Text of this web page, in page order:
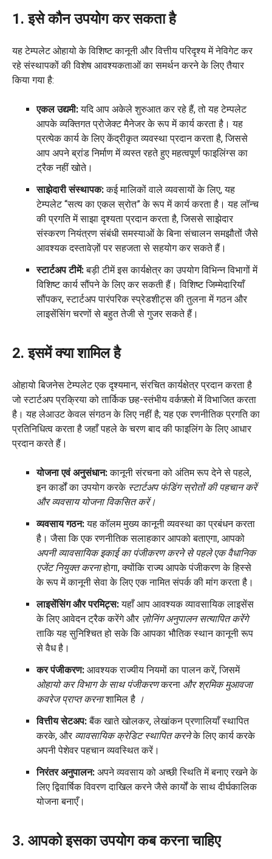
1. इसे कौन उपयोग कर सकता है
यह टेम्पलेट ओहायो के विशिष्ट कानूनी और वित्तीय परिदृश्य में नेविगेट कर
रहे संस्थापकों की विशेष आवश्यकताओं का समर्थन करने के लिए तैयार
किया गया है:
एकल उद्यमी:यदि आप अकेले शुरुआत कर रहे हैं, तो यह टेम्पलेट
आपके व्यक्तिगत प्रोजेक्ट मैनेजर के रूप में कार्य करता है। यह
प्रत्येक कार्य के लिए केंद्रीकृत व्यवस्था प्रदान करता है, जिससे
आप अपने ब्रांड निर्माण में व्यस्त रहते हुए महत्वपूर्ण फाइलिंग्स का
ट्रैक नहीं खोते।
साझेदारी संस्थापक:कई मालिकों वाले व्यवसायों के लिए, यह
टेम्पलेट “सत्य का एकल स्रोत” के रूप में कार्य करता है। यह लॉन्च
की प्रगति में साझा दृश्यता प्रदान करता है, जिससे साझेदार
संस्करण नियंत्रण संबंधी समस्याओं के बिना संचालन समझौतों जैसे
आवश्यक दस्तावेज़ों पर सहजता से सहयोग कर सकते हैं।
स्टार्टअप टीमें:बड़ी टीमें इस कार्यक्षेत्र का उपयोग विभिन्न विभागों में
विशिष्ट कार्य सौंपने के लिए कर सकती हैं। विशिष्ट जिम्मेदारियाँ
सौंपकर, स्टार्टअप पारंपरिक स्प्रेडशीट्स की तुलना में गठन और
लाइसेंसिंग चरणों से बहुत तेजी से गुजर सकते हैं।
2. इसमें क्या शामिल है
ओहायो बिजनेस टेम्पलेट एक दृश्यमान, संरचित कार्यक्षेत्र प्रदान करता है
जो स्टार्टअप प्रक्रिया को तार्किक छह-स्तंभीय वर्कफ़्लो में विभाजित करता
है। यह लेआउट केवल संगठन के लिए नहीं है; यह एक रणनीतिक प्रगति का
प्रतिनिधित्व करता है जहाँ पहले के चरण बाद की फाइलिंग के लिए आधार
प्रदान करते हैं।
योजना एवं अनुसंधान:कानूनी संरचना को अंतिम रूप देने से पहले,
इन कार्डों का उपयोग करके स्टार्टअप फंडिंग स्रोतों की पहचान करें
और व्यवसाय योजना विकसित करें।
व्यवसाय गठन:यह कॉलम मुख्य कानूनी व्यवस्था का प्रबंधन करता
है। जैसा कि एक रणनीतिक सलाहकार आपको बताएगा, आपको
अपनी व्यावसायिक इकाई का पंजीकरण करने से पहले एक वैधानिक
एजेंट नियुक्त करनाहोगा, क्योंकि राज्य आपके पंजीकरण के हिस्से
के रूप में कानूनी सेवा के लिए एक नामित संपर्क की मांग करता है।
लाइसेंसिंग और परमिट्स:यहाँ आप आवश्यक व्यावसायिक लाइसेंस
के लिए आवेदन ट्रैक करेंगे और ज़ोनिंग अनुपालन सत्यापित करेंगे
ताकि यह सुनिश्चित हो सके कि आपका भौतिक स्थान कानूनी रूप
से वैध है।
कर पंजीकरण: आवश्यक राज्यीय नियमों का पालन करें, जिसमें
ओहायो कर विभाग के साथ पंजीकरणकरना और श्रमिक मुआवजा
कवरेज प्राप्त करनाशामिल है ।
वित्तीय सेटअप:बैंक खाते खोलकर, लेखांकन प्रणालियाँ स्थापित
करके, और व्यावसायिक क्रेडिट स्थापित करनेके लिए कार्य करके
अपनी पेशेवर पहचान व्यवस्थित करें।
निरंतर अनुपालन: अपने व्यवसाय को अच्छी स्थिति में बनाए रखने के
लिए द्विवार्षिक विवरण दाखिल करने जैसे कार्यों के साथ दीर्घकालिक
योजना बनाएँ।
3. आपको इसका उपयोग कब करना चाहिए